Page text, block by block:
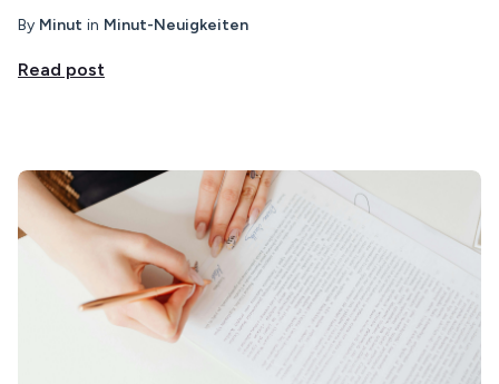
By Minut in Minut-Neuigkeiten
Read post